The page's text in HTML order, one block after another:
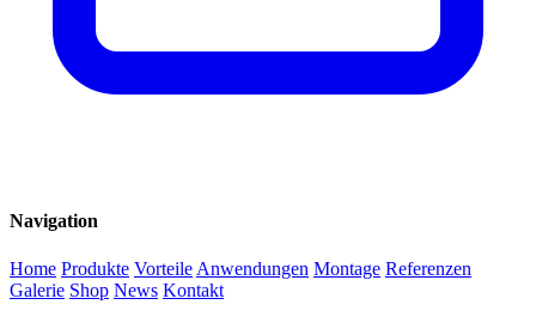
Navigation
Home Produkte Vorteile Anwendungen Montage Referenzen
Galerie Shop News Kontakt